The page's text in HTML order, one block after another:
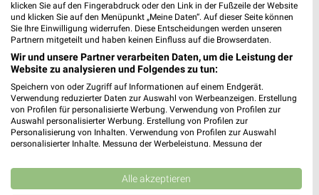
Spezial-Prospekt der Marken Büro Spezial
Gültig bis Fr. 14.08.
klicken Sie auf den Fingerabdruck oder den Link in der Fußzeile der Website
und klicken Sie auf den Menüpunkt „Meine Daten“. Auf dieser Seite können
Sie Ihre Einwilligung widerrufen. Diese Entscheidungen werden unseren
Partnern mitgeteilt und haben keinen Einfluss auf die Browserdaten.
Wir und unsere Partner verarbeiten Daten, um die Leistung der
Website zu analysieren und Folgendes zu tun:
Speichern von oder Zugriff auf Informationen auf einem Endgerät.
Verwendung reduzierter Daten zur Auswahl von Werbeanzeigen. Erstellung
von Profilen für personalisierte Werbung. Verwendung von Profilen zur
Auswahl personalisierter Werbung. Erstellung von Profilen zur
Personalisierung von Inhalten. Verwendung von Profilen zur Auswahl
personalisierter Inhalte. Messung der Werbeleistung. Messung der
Kombinationen von Daten aus verschiedenen Quellen. Entwicklung und
Verbesserung der Angebote. Verwendung reduzierter Daten zur Auswahl
von Inhalten.
Alle akzeptieren